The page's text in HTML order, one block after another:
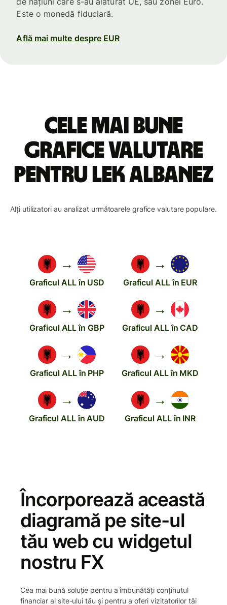
Este o monedă fiduciară.
Află mai multe despre EUR
Cele mai bune
grafice valutare
pentru lek albanez
Alți utilizatori au analizat următoarele grafice valutare populare.
→
Graficul ALL în USD
→
Graficul ALL în EUR
→
Graficul ALL în GBP
→
Graficul ALL în CAD
→
Graficul ALL în PHP
→
Graficul ALL în MKD
→
Graficul ALL în AUD
→
Graficul ALL în INR
Încorporează această
diagramă pe site-ul
tău web cu widgetul
nostru FX
Cea mai bună soluție pentru a îmbunătăți conținutul
financiar al site-ului tău și pentru a oferi vizitatorilor tăi